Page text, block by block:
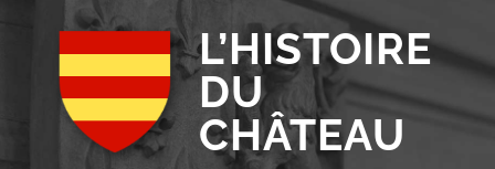
L’HISTOIRE
DU
CHÂTEAU